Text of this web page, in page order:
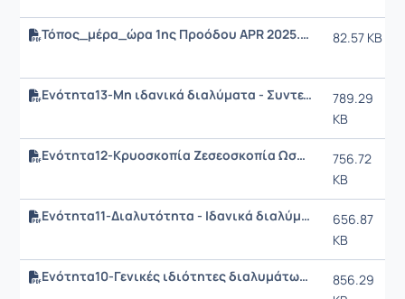
Τόπος_μέρα_ώρα 1ης Προόδου APR 2025.pdf 82.57 KB
Ενότητα13-Μη ιδανικά διαλύματα - Συντελεστής ενεργότητας.pdf
789.29
KB
Ενότητα12-Κρυοσκοπία Ζεσεοσκοπία Ωσμωτική πίεση.pdf
756.72
KB
Ενότητα11-Διαλυτότητα - Ιδανικά διαλύματα.pdf
656.87
KB
Ενότητα10-Γενικές ιδιότητες διαλυμάτων.pdf
856.29